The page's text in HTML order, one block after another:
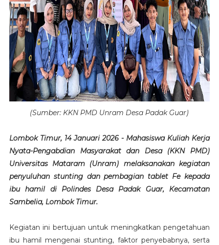
(Sumber: KKN PMD Unram Desa Padak Guar)
Lombok Timur, 14 Januari 2026 - Mahasiswa Kuliah Kerja
Nyata-Pengabdian Masyarakat dan Desa (KKN PMD)
Universitas Mataram (Unram) melaksanakan kegiatan
penyuluhan stunting dan pembagian tablet Fe kepada
ibu hamil di Polindes Desa Padak Guar, Kecamatan
Sambelia, Lombok Timur.
Kegiatan ini bertujuan untuk meningkatkan pengetahuan
ibu hamil mengenai stunting, faktor penyebabnya, serta